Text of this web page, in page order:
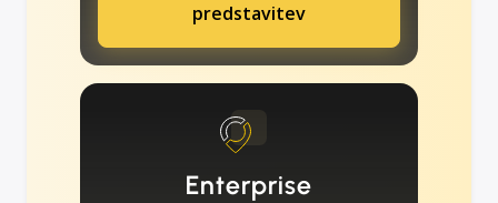
predstavitev
Enterprise